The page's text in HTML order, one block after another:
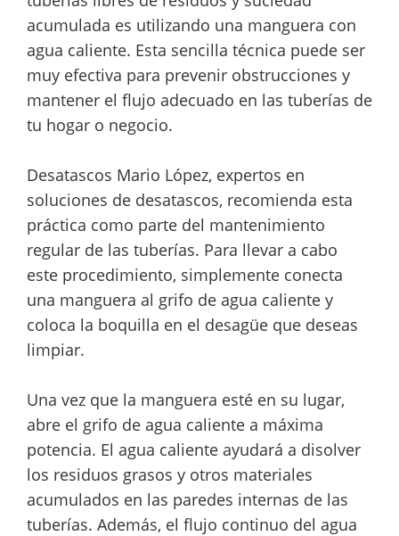
acumulada es utilizando una manguera con
agua caliente. Esta sencilla técnica puede ser
muy efectiva para prevenir obstrucciones y
mantener el flujo adecuado en las tuberías de
tu hogar o negocio.
Desatascos Mario López, expertos en
soluciones de desatascos, recomienda esta
práctica como parte del mantenimiento
regular de las tuberías. Para llevar a cabo
este procedimiento, simplemente conecta
una manguera al grifo de agua caliente y
coloca la boquilla en el desagüe que deseas
limpiar.
Una vez que la manguera esté en su lugar,
abre el grifo de agua caliente a máxima
potencia. El agua caliente ayudará a disolver
los residuos grasos y otros materiales
acumulados en las paredes internas de las
tuberías. Además, el flujo continuo del agua